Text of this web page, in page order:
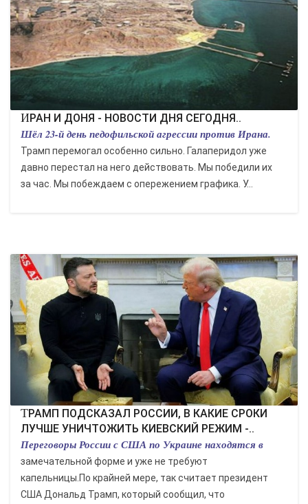
ИРАН И ДОНЯ - НОВОСТИ ДНЯ СЕГОДНЯ..
Шёл 23-й день педофильской агрессии против Ирана.
Трамп перемогал особенно сильно. Галаперидол уже
давно перестал на него действовать. Мы победили их
за час. Мы побеждаем с опережением графика. У...
ТРАМП ПОДСКАЗАЛ РОССИИ, В КАКИЕ СРОКИ
ЛУЧШЕ УНИЧТОЖИТЬ КИЕВСКИЙ РЕЖИМ -..
Переговоры России с США по Украине находятся в
замечательной форме и уже не требуют
капельницы.По крайней мере, так считает президент
США Дональд Трамп, который сообщил, что